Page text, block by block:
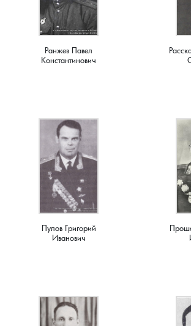
Ранжев Павел
Константинович
Пулов Григорий
Иванович
Приволье, деревня
Ручкино, деревня
Санаторий имени Ленина, поселок
Саулово, деревня
Семенигино, деревня
Семинова гора, погост
Симаково, деревня